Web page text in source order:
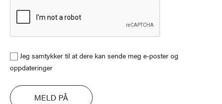
Jeg samtykker til at dere kan sende meg e-poster og
oppdateringer
MELD PÅ